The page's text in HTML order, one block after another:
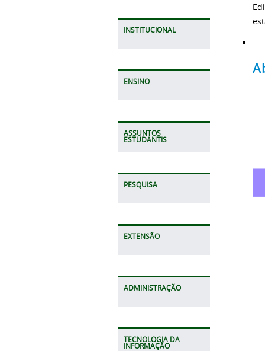
INSTITUCIONAL
ENSINO
ASSUNTOS
ESTUDANTIS
PESQUISA
EXTENSÃO
ADMINISTRAÇÃO
TECNOLOGIA DA
INFORMAÇÃO